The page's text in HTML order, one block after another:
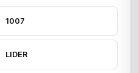
1007
LIDER